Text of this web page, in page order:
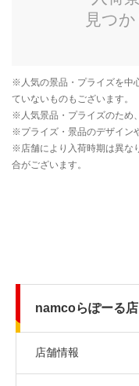
namcoらぽーる店
店舗情報